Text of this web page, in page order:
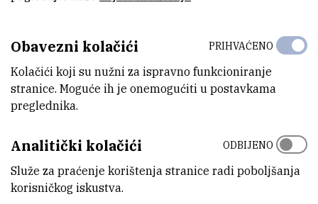
E-MAIL
Mladen.Pavicic@irb.hr
ZAVOD
Zavod za eksperimentalnu fiziku
Institut Ruđer Bošković
HR-10000 Zagreb
Obavezni kolačići
Kolačići koji su nužni za ispravno funkcioniranje
stranice. Moguće ih je onemogućiti u postavkama
preglednika.
PRIHVAĆENO
Analitički kolačići
Služe za praćenje korištenja stranice radi poboljšanja
korisničkog iskustva.
ODBIJENO